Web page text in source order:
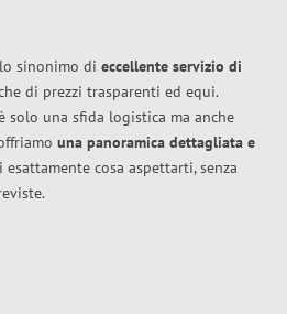
sinonimo di eccellente servizio di
di prezzi trasparenti ed equi.
solo una sfida logistica ma anche
una panoramica dettagliata e
esattamente cosa aspettarti, senza